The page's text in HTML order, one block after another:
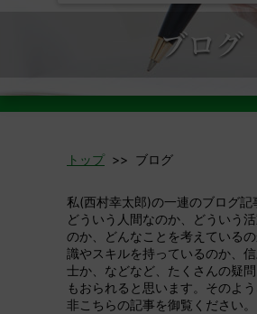
トップ>> ブログ
私(西村幸太郎)の一連のブログ記
どういう人間なのか、どういう
のか、どんなことを考えている
識やスキルを持っているのか、
士か、などなど、たくさんの疑
もおられると思います。そのよ
非こちらの記事を御覧ください。